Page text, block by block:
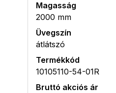
Magasság
2000 mm
Üvegszín
átlátszó
Termékkód
10105110-54-01R
Bruttó akciós ár